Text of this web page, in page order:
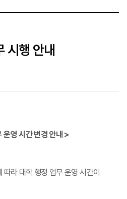
시행 안내
운영 시간 변경 안내 >
라 대학 행정 업무 운영 시간이